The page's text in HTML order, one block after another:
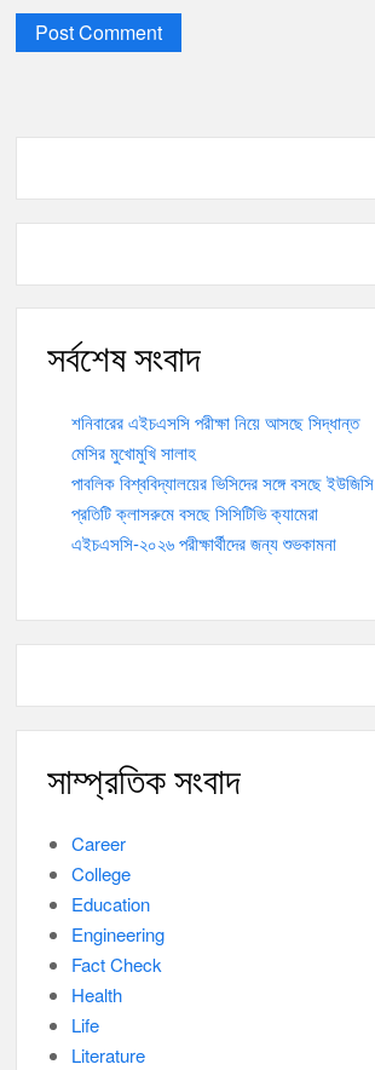
সর্বশেষ সংবাদ
শনিবারের এইচএসসি পরীক্ষা নিয়ে আসছে সিদ্ধান্ত
মেসির মুখোমুখি সালাহ
পাবলিক বিশ্ববিদ্যালয়ের ভিসিদের সঙ্গে বসছে ইউজিসি
প্রতিটি ক্লাসরুমে বসছে সিসিটিভি ক্যামেরা
এইচএসসি-২০২৬ পরীক্ষার্থীদের জন্য শুভকামনা
সাম্প্রতিক সংবাদ
Career
College
Education
Engineering
Fact Check
Health
Life
Literature